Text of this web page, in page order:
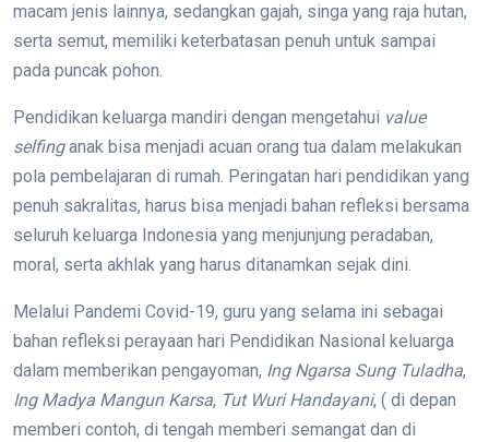
macam jenis lainnya, sedangkan gajah, singa yang raja hutan,
serta semut, memiliki keterbatasan penuh untuk sampai
pada puncak pohon.
Pendidikan keluarga mandiri dengan mengetahui value
selfinganak bisa menjadi acuan orang tua dalam melakukan
pola pembelajaran di rumah. Peringatan hari pendidikan yang
penuh sakralitas, harus bisa menjadi bahan refleksi bersama
seluruh keluarga Indonesia yang menjunjung peradaban,
moral, serta akhlak yang harus ditanamkan sejak dini.
Melalui Pandemi Covid-19, guru yang selama ini sebagai
bahan refleksi perayaan hari Pendidikan Nasional keluarga
dalam memberikan pengayoman, Ing Ngarsa Sung Tuladha,
Ing Madya Mangun Karsa, Tut Wuri Handayani, ( di depan
memberi contoh, di tengah memberi semangat dan di